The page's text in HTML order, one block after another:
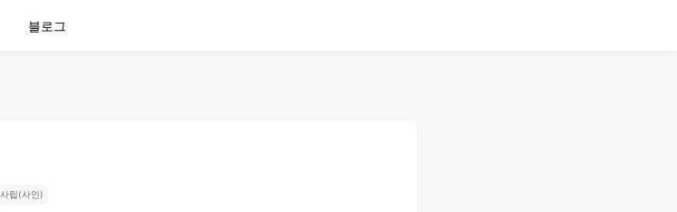
블로그
사립(사인)